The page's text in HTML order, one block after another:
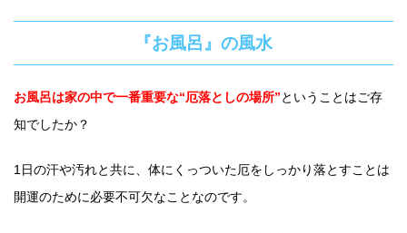
『お風呂』の風水
お風呂は家の中で一番重要な“厄落としの場所”ということはご存
知でしたか？
1日の汗や汚れと共に、体にくっついた厄をしっかり落とすことは
開運のために必要不可欠なことなのです。